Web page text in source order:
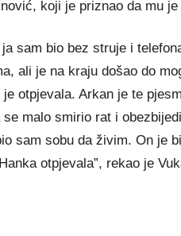
koji je priznao da mu
sam bio bez struje i
ali je na kraju došao do
otpjevala. Arkan je te
malo smirio rat i
sam sobu da živim. On je
otpjevala”, rekao je